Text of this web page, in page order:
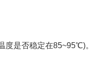
是否稳定在85~95℃)。